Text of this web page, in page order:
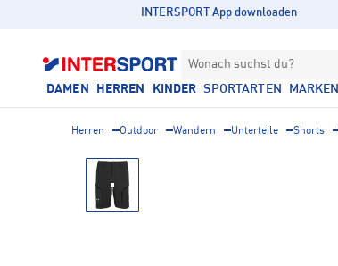
INTERSPORT App downloaden
Wonach suchst du?
DAMEN HERREN KINDER SPORTARTEN MARKEN
Herren Outdoor Wandern Unterteile Shorts